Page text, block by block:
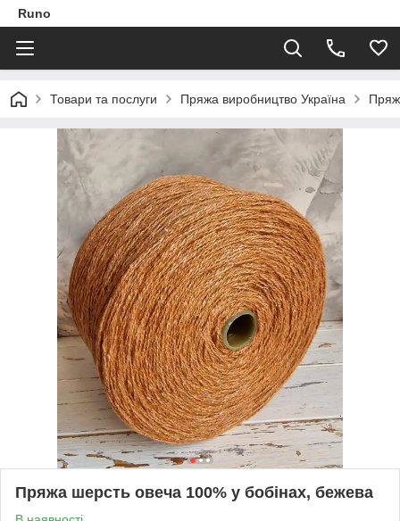
Runo
Товари та послуги Пряжа виробництво Україна
Пряжа шерсть овеча 100% у бобінах, бежева